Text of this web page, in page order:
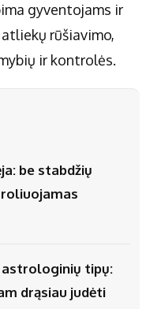
gyventojams ir
rūšiavimo,
ir kontrolės.
be stabdžių
astrologinių tipų:
drąsiau judėti